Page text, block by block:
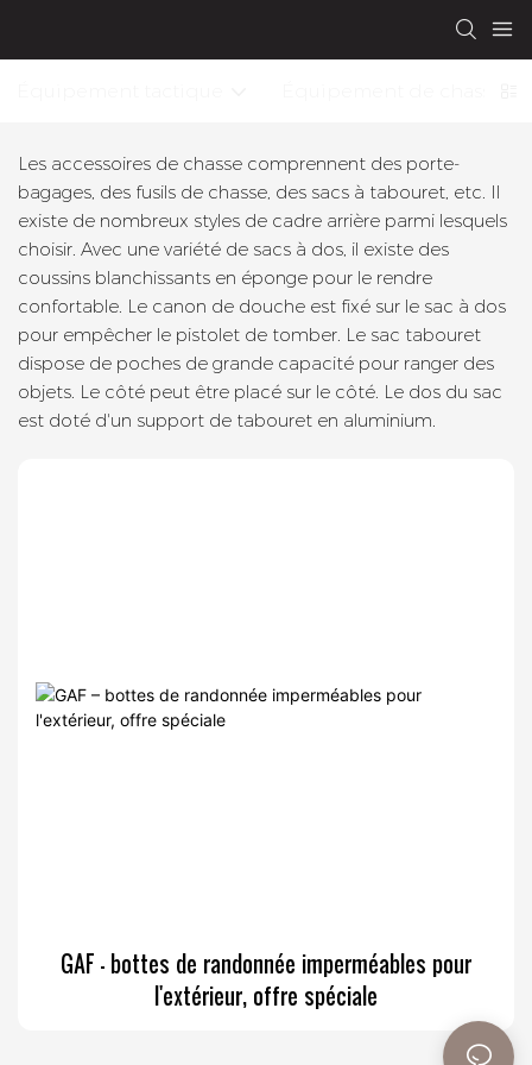
Les accessoires de chasse comprennent des porte-
bagages, des fusils de chasse, des sacs à tabouret, etc. Il
existe de nombreux styles de cadre arrière parmi lesquels
choisir. Avec une variété de sacs à dos, il existe des
coussins blanchissants en éponge pour le rendre
confortable. Le canon de douche est fixé sur le sac à dos
pour empêcher le pistolet de tomber. Le sac tabouret
dispose de poches de grande capacité pour ranger des
objets. Le côté peut être placé sur le côté. Le dos du sac
est doté d'un support de tabouret en aluminium.
GAF – bottes de randonnée imperméables pour
l'extérieur, offre spéciale